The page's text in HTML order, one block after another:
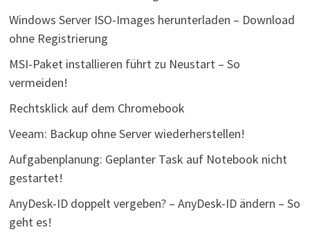
Windows Server ISO-Images herunterladen – Download
ohne Registrierung
MSI-Paket installieren führt zu Neustart – So
vermeiden!
Rechtsklick auf dem Chromebook
Veeam: Backup ohne Server wiederherstellen!
Aufgabenplanung: Geplanter Task auf Notebook nicht
gestartet!
AnyDesk-ID doppelt vergeben? – AnyDesk-ID ändern – So
geht es!